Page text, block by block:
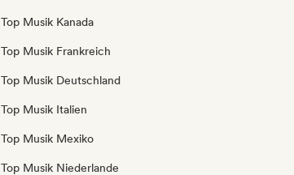
Top Musik Kanada
Top Musik Frankreich
Top Musik Deutschland
Top Musik Italien
Top Musik Mexiko
Top Musik Niederlande